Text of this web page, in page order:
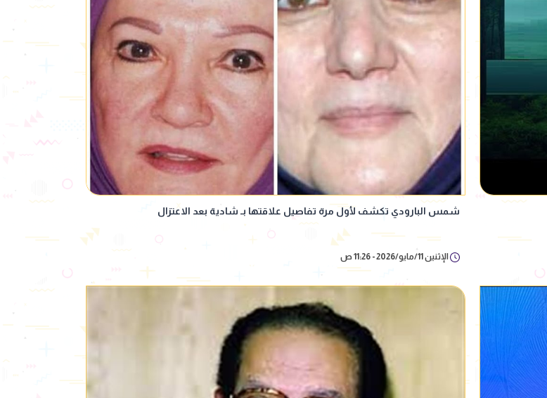
شمس البارودي تكشف لأول مرة تفاصيل علاقتها بـ شادية بعد الاعتزال
الإثنين 11/مايو/2026 - 11:26 ص